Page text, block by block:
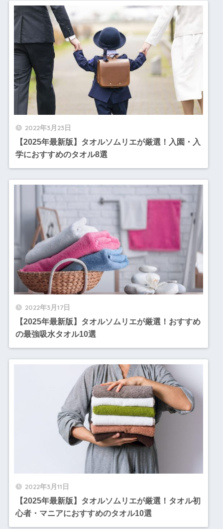
2022年3月23日
【2025年最新版】タオルソムリエが厳選！入園・入
学におすすめのタオル8選
2022年3月17日
【2025年最新版】タオルソムリエが厳選！おすすめ
の最強吸水タオル10選
2022年3月11日
【2025年最新版】タオルソムリエが厳選！タオル初
心者・マニアにおすすめのタオル10選